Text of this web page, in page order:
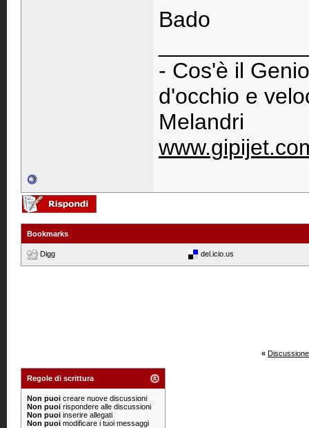
Bado
- Cos'è il
d'occhio e
Melandri
Bookmarks
Digg del.icio.us
«
Regole di scrittura
Non puoi creare nuove discussioni
Non puoi rispondere alle discussioni
Non puoi inserire allegati
Non puoi modificare i tuoi messaggi